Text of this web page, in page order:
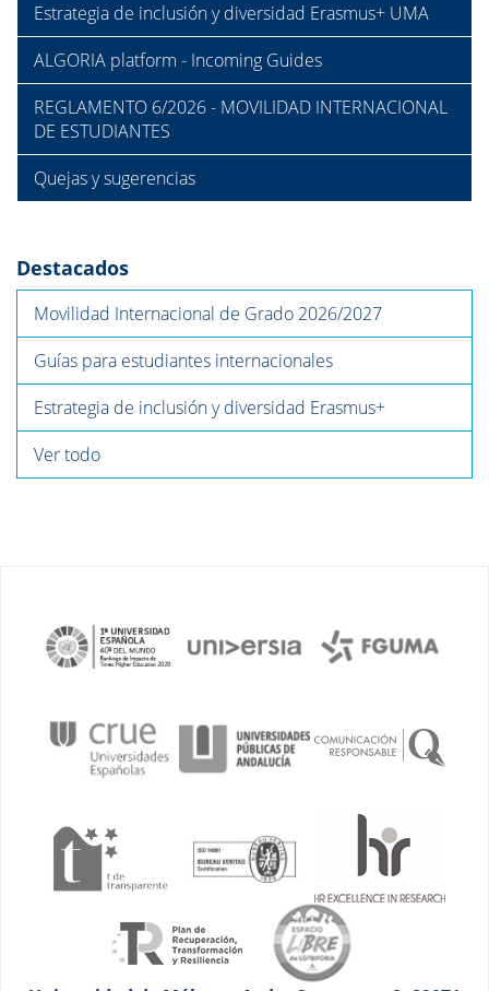
Estrategia de inclusión y diversidad Erasmus+ UMA
ALGORIA platform - Incoming Guides
REGLAMENTO 6/2026 - MOVILIDAD INTERNACIONAL
DE ESTUDIANTES
Quejas y sugerencias
Destacados
Movilidad Internacional de Grado 2026/2027
Guías para estudiantes internacionales
Estrategia de inclusión y diversidad Erasmus+
Ver todo